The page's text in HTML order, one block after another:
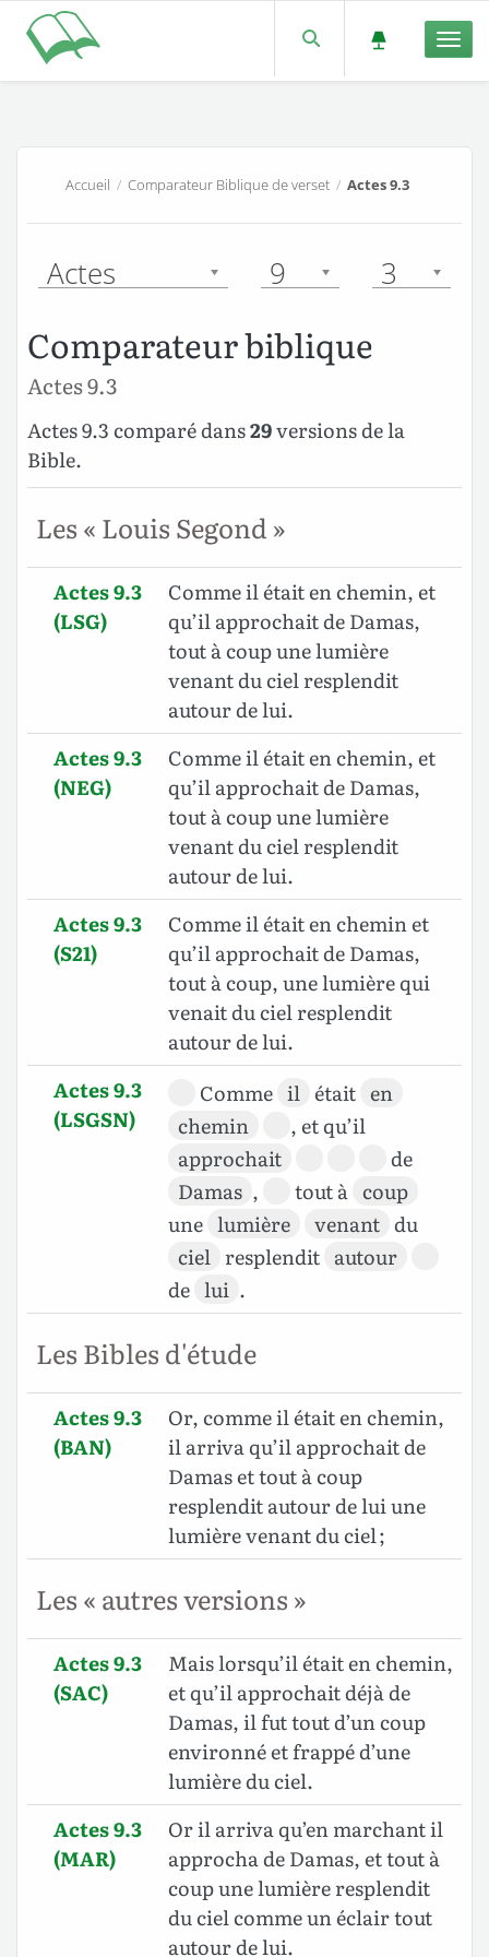
Accueil / Comparateur Biblique de verset/ Actes 9.3
Actes 9 3
Comparateur biblique
Actes 9.3
Actes 9.3 comparé dans29versions de la
Bible.
Les « Louis Segond »
Actes 9.3
(LSG)
Comme il était en chemin, et
qu’il approchait de Damas,
tout à coup une lumière
venant du ciel resplendit
autour de lui.
Actes 9.3
(NEG)
Comme il était en chemin, et
qu’il approchait de Damas,
tout à coup une lumière
venant du ciel resplendit
autour de lui.
Actes 9.3
(S21)
Comme il était en chemin et
qu’il approchait de Damas,
tout à coup, une lumière qui
venait du ciel resplendit
autour de lui.
Actes 9.3
(LSGSN)
Comme il était en
chemin
, et qu’il
approchait
de
Damas , tout à coup
une lumière venant du
ciel resplendit autour
de lui .
Les Bibles d'étude
Actes 9.3
(BAN)
Or, comme il était en chemin,
il arriva qu’il approchait de
Damas et tout à coup
resplendit autour de lui une
lumière venant du ciel ;
Les « autres versions »
Actes 9.3
(SAC)
Mais lorsqu’il était en chemin,
et qu’il approchait déjà de
Damas, il fut tout d’un coup
environné et frappé d’une
lumière du ciel.
Actes 9.3
(MAR)
Or il arriva qu’en marchant il
approcha de Damas, et tout à
coup une lumière resplendit
du ciel comme un éclair tout
autour de lui.